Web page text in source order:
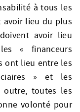
à tous les
avoir lieu du plus
avoir lieu
« financeurs
ont lieu entre les
» et les
outre, toutes les
volonté pour